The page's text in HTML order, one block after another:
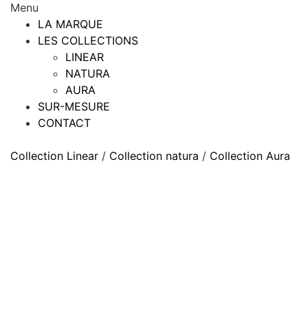
Menu
LA MARQUE
LES COLLECTIONS
LINEAR
NATURA
AURA
SUR-MESURE
CONTACT
Collection Linear / Collection natura / Collection Aura